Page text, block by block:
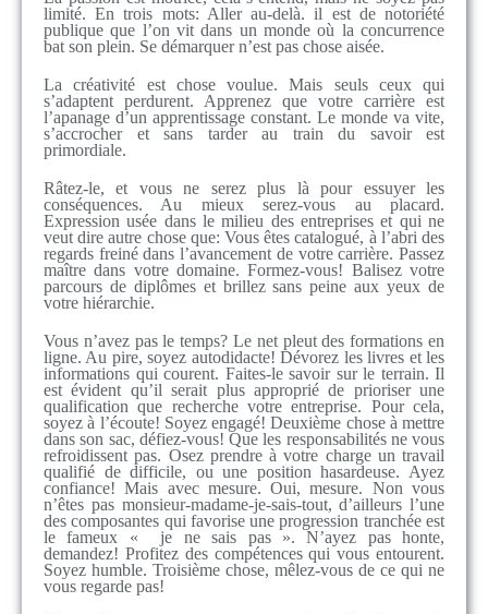
limité. En trois mots: Aller au-delà. il est de notoriété
publique que l’on vit dans un monde où la concurrence
bat son plein. Se démarquer n’est pas chose aisée.
La créativité est chose voulue. Mais seuls ceux qui
s’adaptent perdurent. Apprenez que votre carrière est
l’apanage d’un apprentissage constant. Le monde va vite,
s’accrocher et sans tarder au train du savoir est
primordiale.
Râtez-le, et vous ne serez plus là pour essuyer les
conséquences. Au mieux serez-vous au placard.
Expression usée dans le milieu des entreprises et qui ne
veut dire autre chose que: Vous êtes catalogué, à l’abri des
regards freiné dans l’avancement de votre carrière. Passez
maître dans votre domaine. Formez-vous! Balisez votre
parcours de diplômes et brillez sans peine aux yeux de
votre hiérarchie.
Vous n’avez pas le temps? Le net pleut des formations en
ligne. Au pire, soyez autodidacte! Dévorez les livres et les
informations qui courent. Faites-le savoir sur le terrain. Il
est évident qu’il serait plus approprié de prioriser une
qualification que recherche votre entreprise. Pour cela,
soyez à l’écoute! Soyez engagé! Deuxième chose à mettre
dans son sac, défiez-vous! Que les responsabilités ne vous
refroidissent pas. Osez prendre à votre charge un travail
qualifié de difficile, ou une position hasardeuse. Ayez
confiance! Mais avec mesure. Oui, mesure. Non vous
n’êtes pas monsieur-madame-je-sais-tout, d’ailleurs l’une
des composantes qui favorise une progression tranchée est
le fameux « je ne sais pas ». N’ayez pas honte,
demandez! Profitez des compétences qui vous entourent.
Soyez humble. Troisième chose, mêlez-vous de ce qui ne
vous regarde pas!